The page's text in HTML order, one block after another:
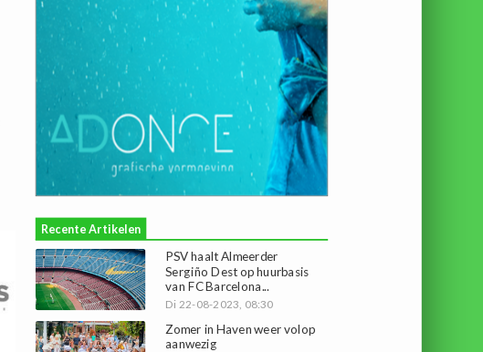
Recente Artikelen
PSV haalt Almeerder
Sergiño Dest op huurbasis
van FC Barcelona...
Di 22-08-2023, 08:30
Zomer in Haven weer volop
aanwezig